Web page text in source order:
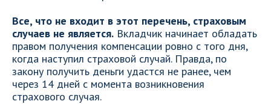
Все, что не входит в этот перечень, страховым
случаев не является. Вкладчик начинает обладать
правом получения компенсации ровно с того дня,
когда наступил страховой случай. Правда, по
закону получить деньги удастся не ранее, чем
через 14 дней с момента возникновения
страхового случая.